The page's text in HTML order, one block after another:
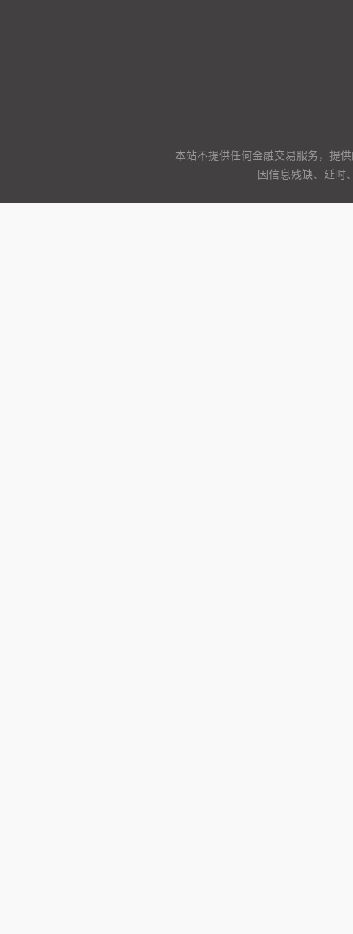
本站不提供任何金融交易服务，提
因信息残缺、延时